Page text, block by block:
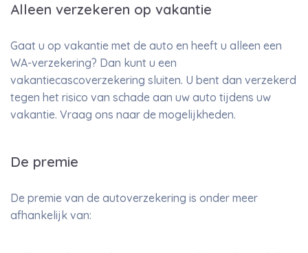
Alleen verzekeren op vakantie
Gaat u op vakantie met de auto en heeft u alleen een
WA-verzekering? Dan kunt u een
vakantiecascoverzekering sluiten. U bent dan verzekerd
tegen het risico van schade aan uw auto tijdens uw
vakantie. Vraag ons naar de mogelijkheden.
De premie
De premie van de autoverzekering is onder meer
afhankelijk van: